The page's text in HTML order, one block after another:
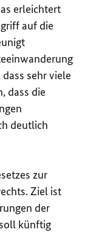
erleichtert
auf die
sehr viele
dass die
deutlich
zur
. Ziel ist
der
künftig